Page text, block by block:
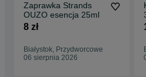
Zaprawka Strands
OUZO esencja 25ml
8 zł
Białystok, Przydworcowe
06 sierpnia 2026